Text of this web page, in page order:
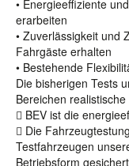
• Energieeffiziente
erarbeiten
• Zuverlässigkeit und
Fahrgäste erhalten
• Bestehende
Die bisherigen Tests
Bereichen
 BEV ist die
 Die
Testfahrzeugen
Betriebsform